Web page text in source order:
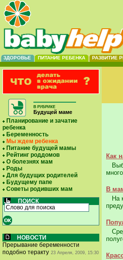
ЗДОРОВЬЕ ПИТАНИЕ РЕБЕНКА РАЗВИТИЕ
В РУБРИКЕ
Будущей маме
Планирование и зачатие
ребенка
Беременность
Мы ждем ребенка
Питание будущей мамы
Рейтинг роддомов
О болезнях мам
Роды
Для будущих родителей
Будущему папе
Советы родивших мам
ПОИСК
НОВОСТИ
Прерывание беременности
подобно теракту 23 Апреля, 2009, 15:30
Как
В
На